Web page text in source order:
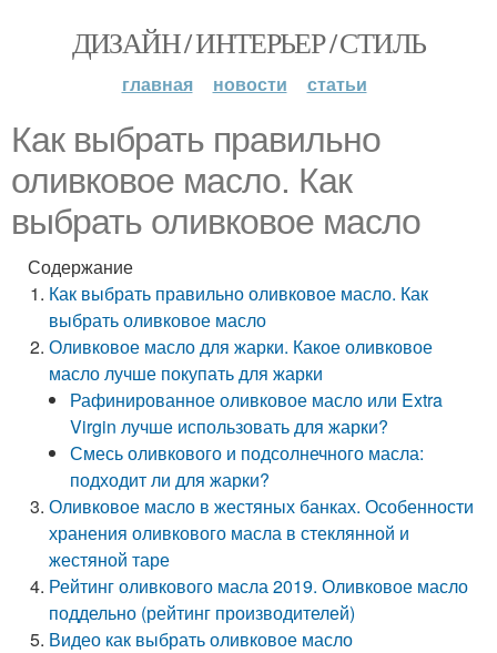
ДИЗАЙН / ИНТЕРЬЕР / СТИЛЬ
главная новости статьи
Как выбрать правильно
оливковое масло. Как
выбрать оливковое масло
Содержание
Как выбрать правильно оливковое масло. Как
выбрать оливковое масло
Оливковое масло для жарки. Какое оливковое
масло лучше покупать для жарки
Рафинированное оливковое масло или Extra
Virgin лучше использовать для жарки?
Смесь оливкового и подсолнечного масла:
подходит ли для жарки?
Оливковое масло в жестяных банках. Особенности
хранения оливкового масла в стеклянной и
жестяной таре
Рейтинг оливкового масла 2019. Оливковое масло
поддельно (рейтинг производителей)
Видео как выбрать оливковое масло